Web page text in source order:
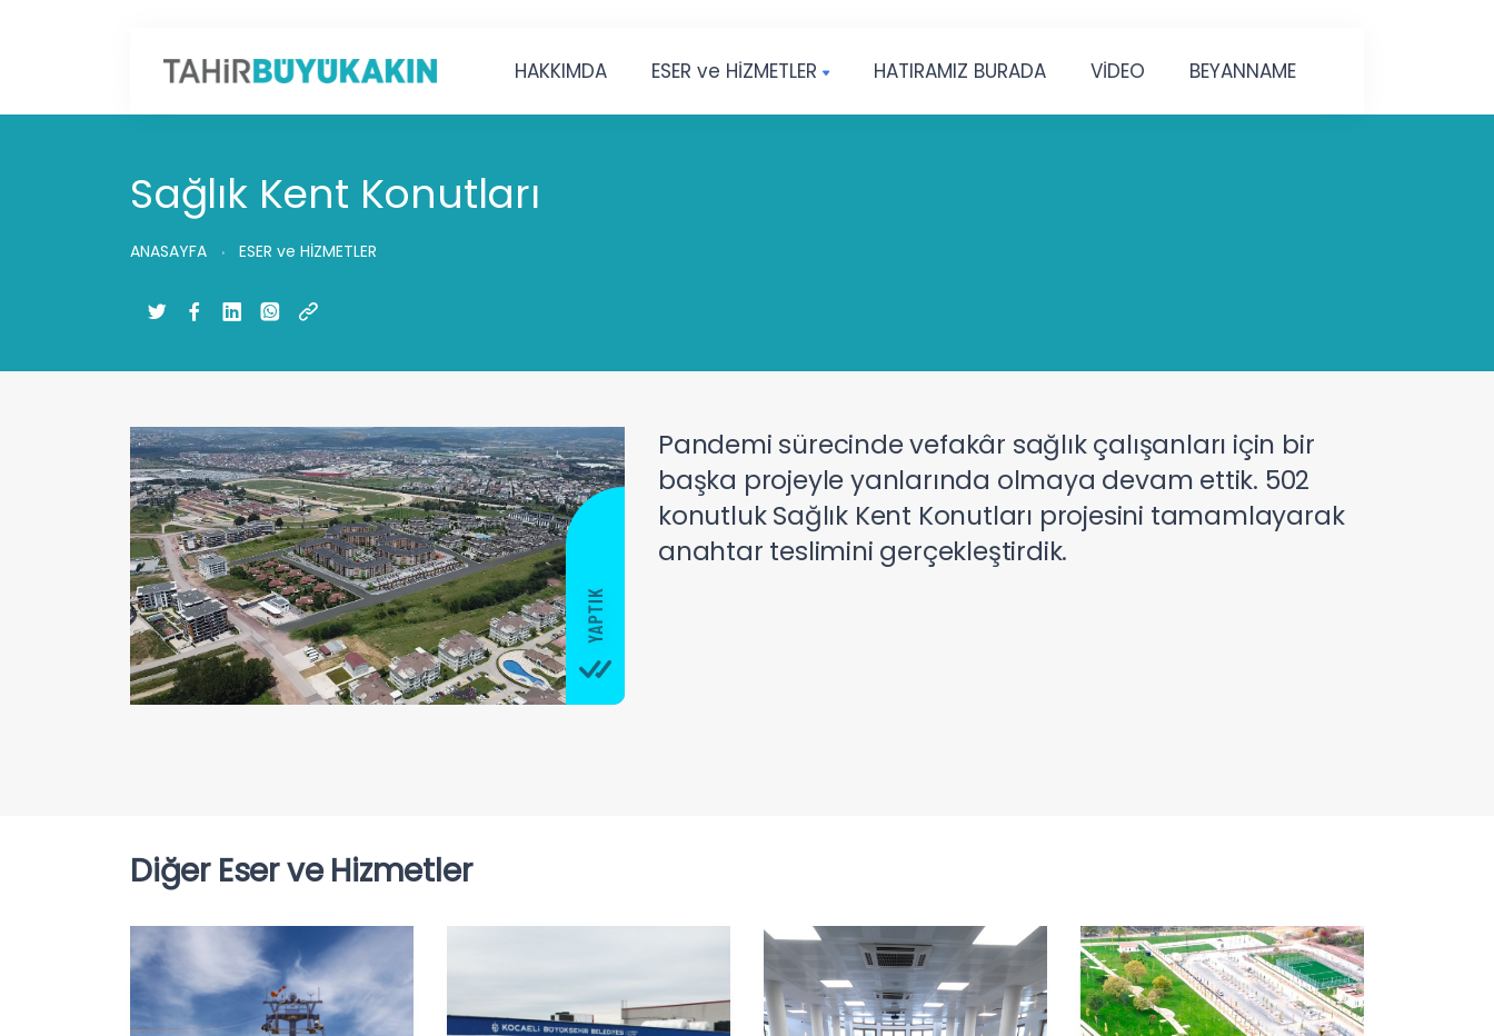
HAKKIMDA ESER ve HİZMETLER HATIRAMIZ BURADA VİDEO BEYANNAME
Sağlık Kent Konutları
ANASAYFA ESER ve HİZMETLER
Pandemi sürecinde vefakâr sağlık çalışanları için bir
başka projeyle yanlarında olmaya devam ettik. 502
konutluk Sağlık Kent Konutları projesini tamamlayarak
anahtar teslimini gerçekleştirdik.
Diğer Eser ve Hizmetler